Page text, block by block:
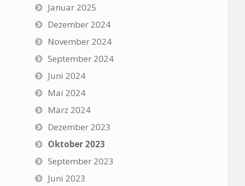
Januar 2025
Dezember 2024
November 2024
September 2024
Juni 2024
Mai 2024
März 2024
Dezember 2023
Oktober 2023
September 2023
Juni 2023